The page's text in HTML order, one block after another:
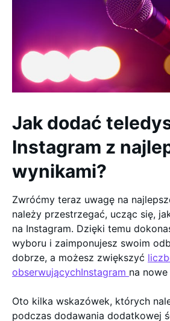
Jak dodać
Instagram z
wynikami?
Zwróćmy teraz uwagę na
należy przestrzegać, ucząc się,
na Instagram. Dzięki temu
wyboru i zaimponujesz swoim
dobrze, a możesz zwiększyć
obserwującychInstagram na
Oto kilka wskazówek, których
podczas dodawania dodatkowej